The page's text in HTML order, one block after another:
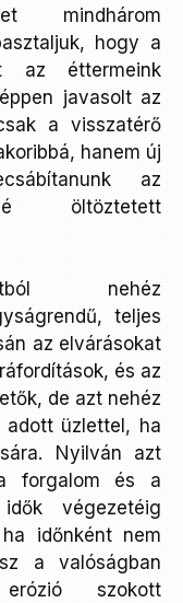
mindhárom
hogy a
az éttermeink
javasolt az
a visszatérő
hanem új
az
öltöztetett
nehéz
teljes
az elvárásokat
és az
de azt nehéz
üzlettel, ha
Nyilván azt
forgalom és a
végezetéig
időnként nem
a valóságban
szokott